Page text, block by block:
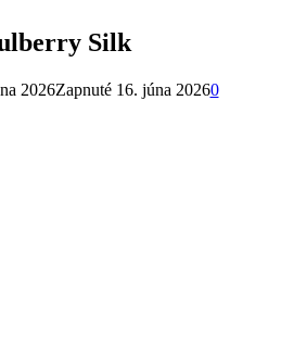
Silk
2026Zapnuté 16. júna 20260